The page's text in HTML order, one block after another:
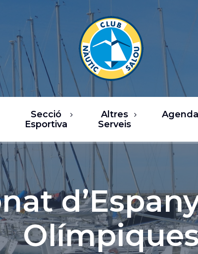
Secció
Esportiva
de Vela
Fitness
COVID-19
Altres
Serveis
Restaurants
Oci / Comerç
Xàrter i activitats
nàutiques
Serveis nàutics
Agenda